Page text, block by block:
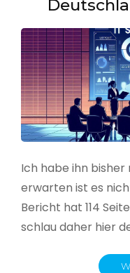
Ich habe ihn bisher
erwarten ist es
Bericht hat 114
schlau daher hier